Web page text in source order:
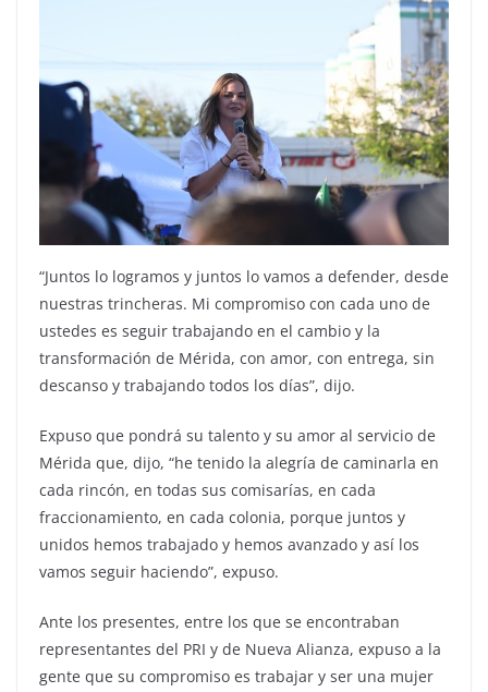
“Juntos lo logramos y juntos lo vamos a defender, desde
nuestras trincheras. Mi compromiso con cada uno de
ustedes es seguir trabajando en el cambio y la
transformación de Mérida, con amor, con entrega, sin
descanso y trabajando todos los días”, dijo.
Expuso que pondrá su talento y su amor al servicio de
Mérida que, dijo, “he tenido la alegría de caminarla en
cada rincón, en todas sus comisarías, en cada
fraccionamiento, en cada colonia, porque juntos y
unidos hemos trabajado y hemos avanzado y así los
vamos seguir haciendo”, expuso.
Ante los presentes, entre los que se encontraban
representantes del PRI y de Nueva Alianza, expuso a la
gente que su compromiso es trabajar y ser una mujer